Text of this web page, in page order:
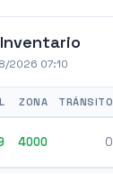
2026 07:10
ZONA TRÁNSITO
4000 0